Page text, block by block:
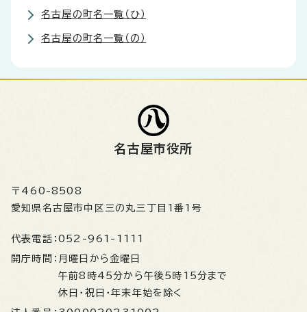
名古屋の町名一覧（ひ）
名古屋の町名一覧（の）
名古屋市役所
〒460-8508
愛知県名古屋市中区三の丸三丁目1番1号
代表電話： 052-961-1111
開庁時間： 月曜日から金曜日
午前8時45分から午後5時15分まで
休日・祝日・年末年始を除く